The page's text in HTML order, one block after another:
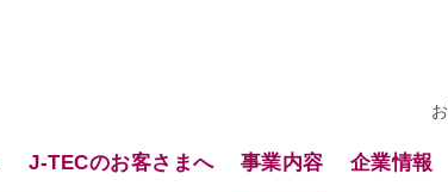
J-TECのお客さまへ 事業内容 企業情報